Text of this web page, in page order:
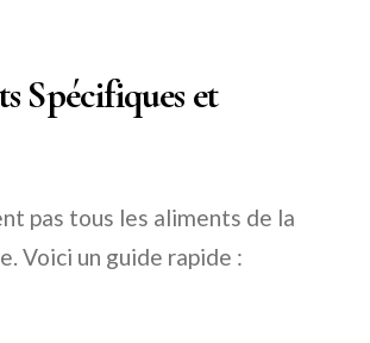
Spécifiques et
pas tous les aliments de la
Voici un guide rapide :